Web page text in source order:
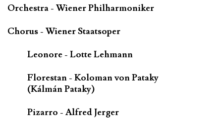
Orchestra - Wiener Philharmoniker
Chorus - Wiener Staatsoper
Leonore - Lotte Lehmann
Florestan - Koloman von Pataky
(Kálmán Pataky)
Pizarro - Alfred Jerger